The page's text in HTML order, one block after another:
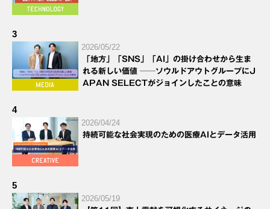
3
2026/05/22
「地方」「SNS」「AI」の掛け合わせから生ま
れる新しい価値 ──ソウルドアウトグループにJ
APAN SELECTがジョインしたことの意味
4
2026/04/24
持続可能な社会実現のための医療AIとデータ活用
5
2026/05/19